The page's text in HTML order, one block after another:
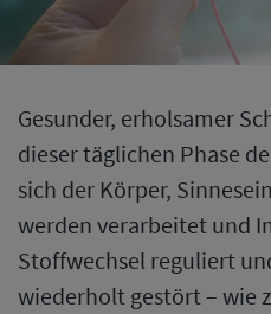
Gesunder, erholsamer
dieser täglichen Phase
sich der Körper,
werden verarbeitet und
Stoffwechsel reguliert
wiederholt gestört – wie